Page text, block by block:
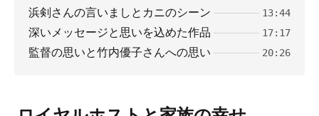
浜剣さんの言いましとカニのシーン 13:44
深いメッセージと思いを込めた作品 17:17
監督の思いと竹内優子さんへの思い 20:26